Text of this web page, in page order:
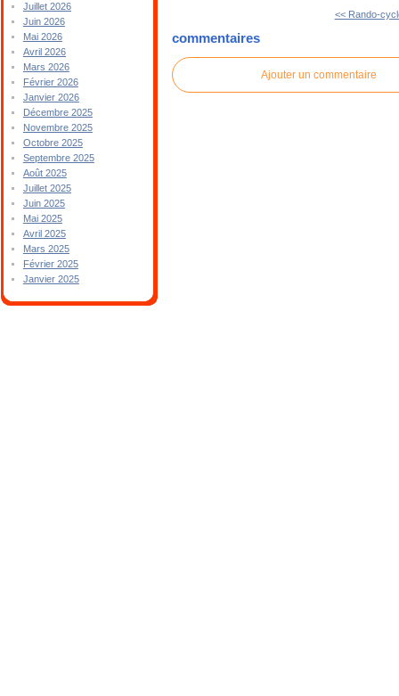
Juillet 2026
Juin 2026
Mai 2026
Avril 2026
Mars 2026
Février 2026
Janvier 2026
Décembre 2025
Novembre 2025
Octobre 2025
Septembre 2025
Août 2025
Juillet 2025
Juin 2025
Mai 2025
Avril 2025
Mars 2025
Février 2025
Janvier 2025
<< Rando-
commentaires
Ajouter un commentaire